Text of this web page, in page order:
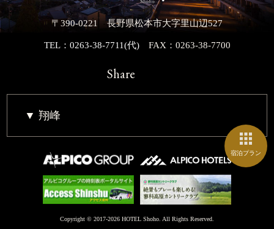
宿泊プラン
〒390-0221 長野県松本市大字里山辺527
TEL：0263-38-7711(代)FAX：0263-38-7700
Share
翔峰
Copyright © 2017-2026 HOTEL Shoho. All Rights Reserved.